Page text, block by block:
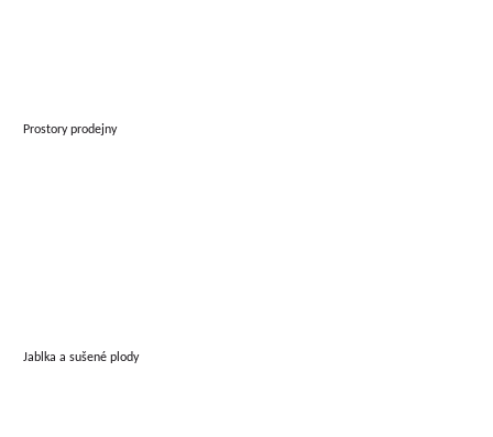
Prostory prodejny
Jablka a sušené plody